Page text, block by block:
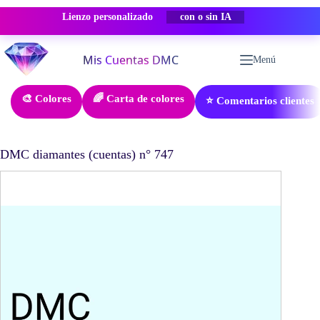
Lienzo personalizado -50% DESCUENTO
Saltar
al
contenido
Menú
🎨 Colores 🌈 Carta de colores ⭐ Comentarios clientes
DMC diamantes (cuentas) n° 747